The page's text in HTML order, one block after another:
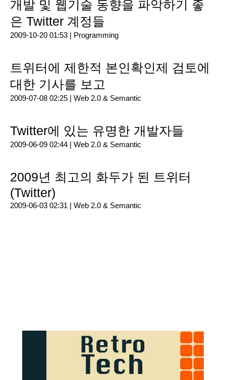
개발 및 웹기술 동향을 파악하기 좋
은 Twitter 계정들
2009-10-20 01:53 | Programming
트위터에 제한적 본인확인제 검토에
대한 기사를 보고
2009-07-08 02:25 | Web 2.0 & Semantic
Twitter에 있는 유명한 개발자들
2009-06-09 02:44 | Web 2.0 & Semantic
2009년 최고의 화두가 된 트위터
(Twitter)
2009-06-03 02:31 | Web 2.0 & Semantic